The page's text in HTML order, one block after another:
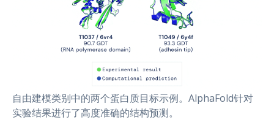
自由建模类别中的两个蛋白质目标示例。AlphaFold针对
实验结果进行了高度准确的结构预测。